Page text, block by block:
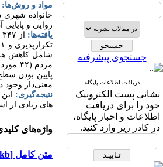
جستجوی پیشرفته
دریافت اطلاعات پایگاه
نشانی پست الکترونیک
خود را برای دریافت
اطلاعات و اخبار پایگاه،
در کادر زیر وارد کنید.
مواد و روش‌ها:
روایی و
یافته‌ها:
معنی‌­دار وجود
نتیجه‌گیری:
های زیادی از
واژه‌های
متن کامل [PDF 880 kb]